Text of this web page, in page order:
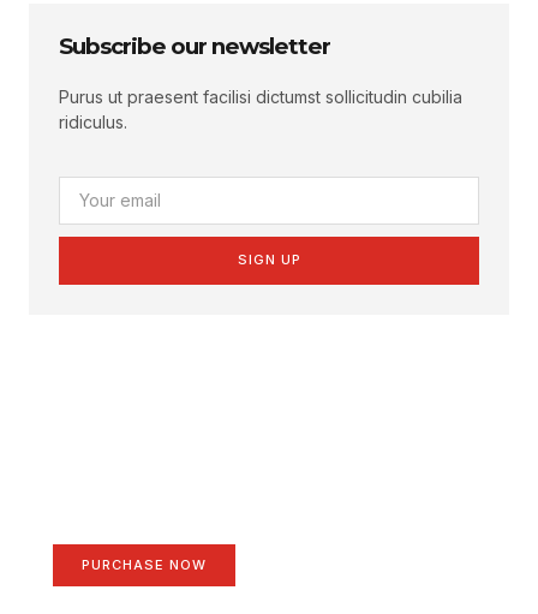
Subscribe our newsletter
Purus ut praesent facilisi dictumst sollicitudin cubilia
ridiculus.
SIGN UP
PURCHASE NOW